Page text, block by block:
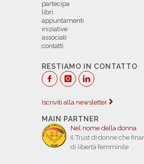
partecipa
libri
appuntamenti
iniziative
assòciati
contatti
RESTIAMO IN CONTATTO
Iscriviti alla newsletter
MAIN PARTNER
Nel nome della donna
Il Trust di donne che
di libertà femminile